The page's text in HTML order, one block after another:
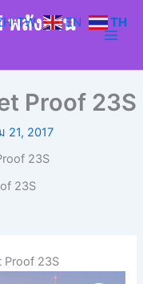
พลังงาน
Proof 23S
21, 2017
23S
23S
Proof 23S
TW EN TH